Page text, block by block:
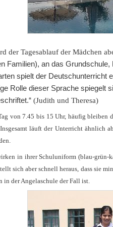
der Tagesablauf der Mädchen
Familien), an das
spielt der Deutschunterricht
Rolle dieser Sprache spiegelt
(Judith und Theresa)
von 7.45 bis 15 Uhr, häufig bleiben
läuft der Unterricht ähnlich
in ihrer Schuluniform (blau-
sich aber schnell heraus, dass sie
in der Angelaschule der Fall ist.